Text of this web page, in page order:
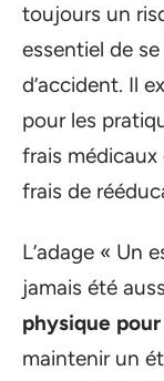
toujours un
essentiel de
d’accident. Il
pour les
frais médicaux
frais de
L’adage « Un
jamais été
physique
maintenir un